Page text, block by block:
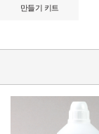
만들기 키트